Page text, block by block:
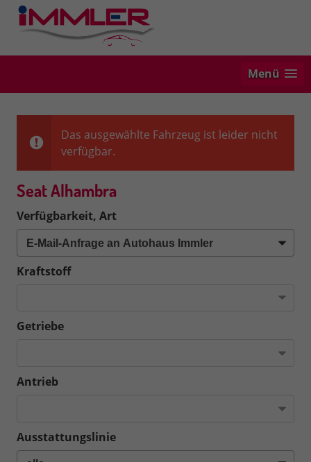
Menü
Das ausgewählte Fahrzeug ist leider nicht
verfügbar.
Seat Alhambra
Verfügbarkeit, Art
Kraftstoff
Getriebe
Antrieb
Ausstattungslinie